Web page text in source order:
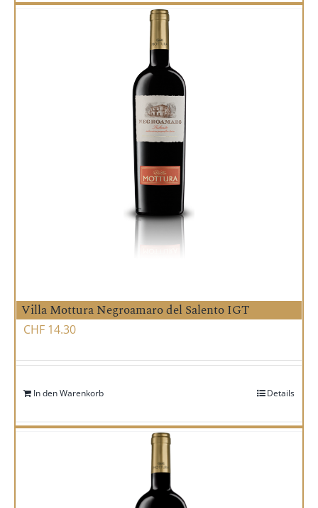
Villa Mottura Negroamaro del Salento IGT
CHF 14.30
In den Warenkorb Details